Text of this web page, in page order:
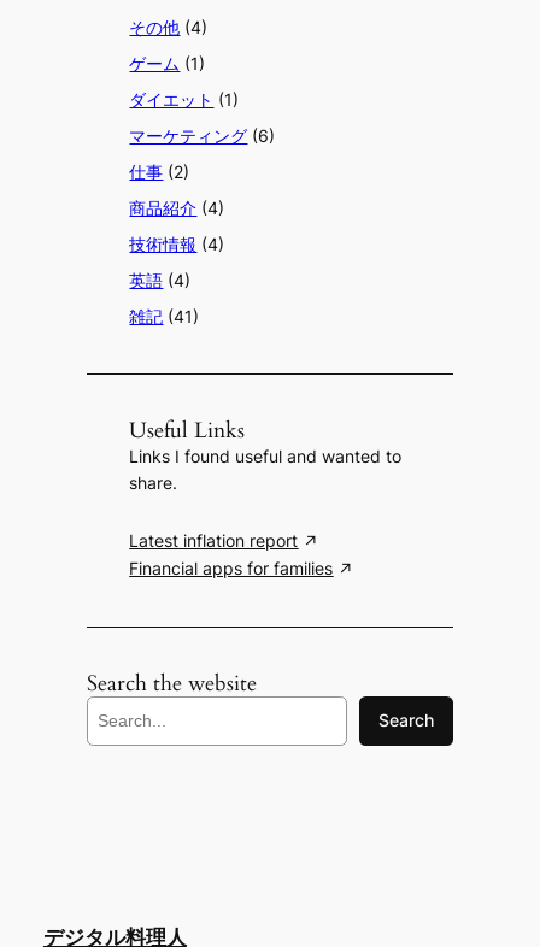
その他 (4)
ゲーム (1)
ダイエット (1)
マーケティング (6)
仕事 (2)
商品紹介 (4)
技術情報 (4)
英語 (4)
雑記 (41)
Useful Links
Links I found useful and wanted to
share.
Latest inflation report
Financial apps for families
Search the website
S
Search
デジタル料理人